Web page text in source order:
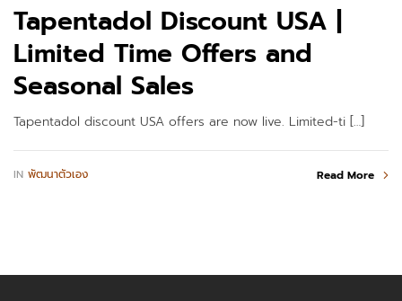
Tapentadol Discount USA |
Limited Time Offers and
Seasonal Sales
Tapentadol discount USA offers are now live. Limited-ti […]
IN พัฒนาตัวเอง Read More